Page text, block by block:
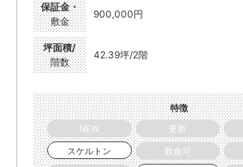
保証金・
敷金
900,000円
坪面積/
階数
42.39坪/2階
特徴
NEW
更新
スケルトン
飲食可